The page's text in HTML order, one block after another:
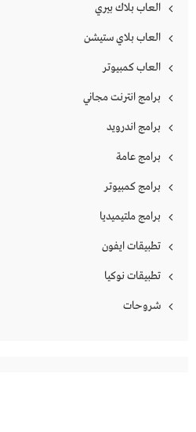
العاب بلاك بيري
العاب بلاي ستيشن
العاب كمبيوتر
برامج انترنت مجاني
برامج اندرويد
برامج عامة
برامج كمبيوتر
برامج ملتيميديا
تطبيقات ايفون
تطبيقات نوكيا
شروحات